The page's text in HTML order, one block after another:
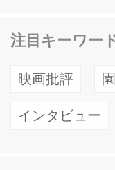
注目キーワー
映画批評
インタビュー